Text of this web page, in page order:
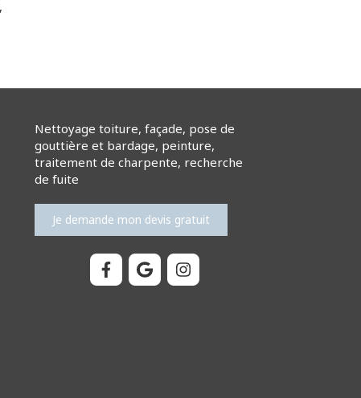
Nettoyage toiture, façade, pose de
gouttière et bardage, peinture,
traitement de charpente, recherche
de fuite
Je demande mon devis gratuit